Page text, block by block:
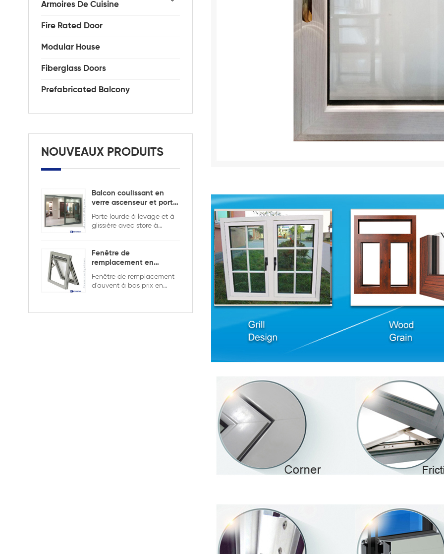
Armoires De Cuisine
Fire Rated Door
Modular House
Fiberglass Doors
Prefabricated Balcony
NOUVEAUX PRODUITS
Balcon coulissant en
verre ascenseur et porte
coulissante
Porte lourde à levage et à
glissière avec store à
Fenêtre de
remplacement en
aluminium double
vitrage
Fenêtre de remplacement
d'auvent à bas prix en
avec la grille dans la